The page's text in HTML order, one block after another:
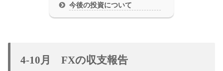
今後の投資について
4-10月 FXの収支報告